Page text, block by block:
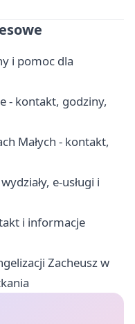
i pomoc dla
- kontakt, godziny,
Małych - kontakt,
e-usługi i
i informacje
Zacheusz w